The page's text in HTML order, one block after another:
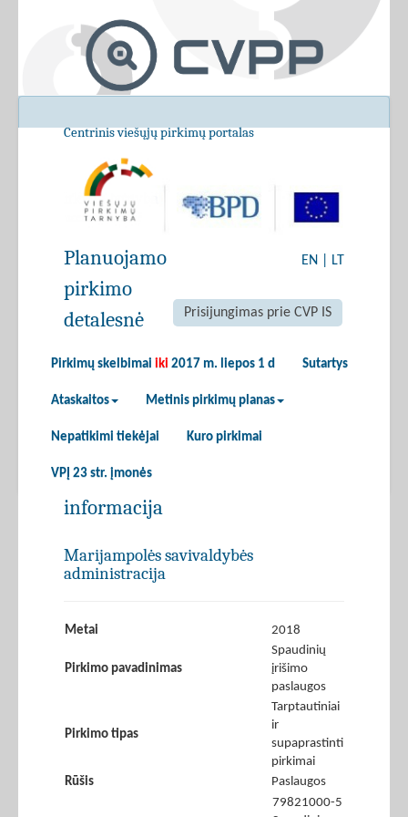
Centrinis viešųjų pirkimų portalas
EN LT
Prisijungimas prie CVP IS
Pirkimų skelbimai iki 2017 m. liepos 1 d Sutartys
Ataskaitos Metinis pirkimų planas
Nepatikimi tiekėjai Kuro pirkimai
VPĮ 23 str. įmonės
Planuojamo
pirkimo
detalesnė
informacija
Marijampolės savivaldybės
administracija
Metai 2018
Pirkimo pavadinimas
Spaudinių
įrišimo
paslaugos
Pirkimo tipas
Tarptautiniai
ir
supaprastinti
pirkimai
Rūšis
Paslaugos
79821000-5